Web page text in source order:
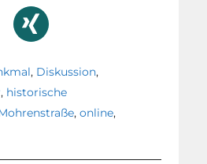
, Diskussion,
, historische
,online,